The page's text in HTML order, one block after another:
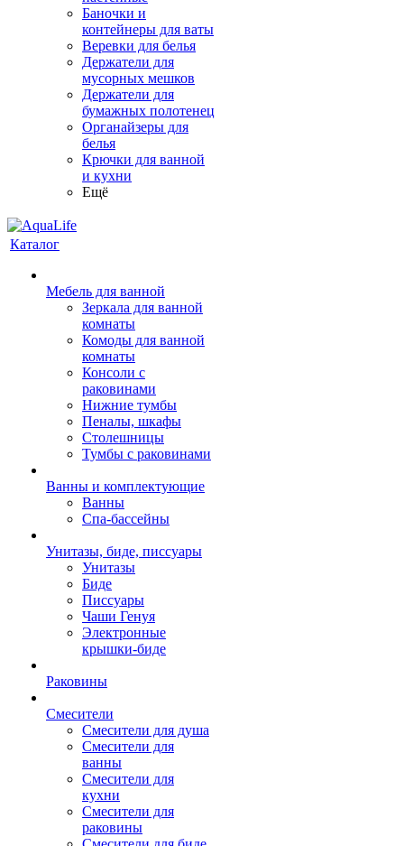
Баночки и
контейнеры для ваты
Веревки для белья
Держатели для
мусорных мешков
Держатели для
бумажных полотенец
Органайзеры для
белья
Крючки для ванной
и кухни
Ещё
Каталог
Мебель для ванной
Зеркала для ванной
комнаты
Комоды для ванной
комнаты
Консоли с
раковинами
Нижние тумбы
Пеналы, шкафы
Столешницы
Тумбы с раковинами
Ванны и комплектующие
Ванны
Спа-бассейны
Унитазы, биде, писсуары
Унитазы
Биде
Писсуары
Чаши Генуя
Электронные
крышки-биде
Раковины
Смесители
Смесители для душа
Смесители для
ванны
Смесители для
кухни
Смесители для
раковины